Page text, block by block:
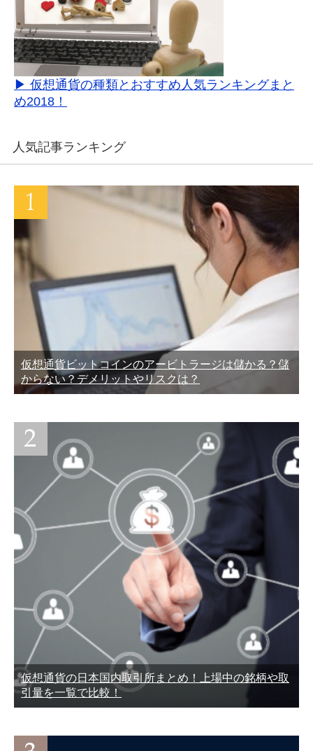
▶ 仮想通貨の種類とおすすめ人気ランキングまと
め2018！
人気記事ランキング
仮想通貨ビットコインのアービトラージは儲かる？儲
からない？デメリットやリスクは？
仮想通貨の日本国内取引所まとめ！上場中の銘柄や取
引量を一覧で比較！